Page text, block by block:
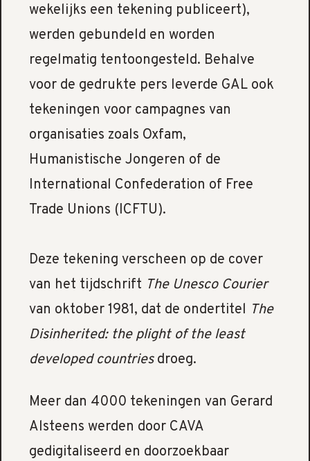
wekelijks een tekening publiceert),
werden gebundeld en worden
regelmatig tentoongesteld. Behalve
voor de gedrukte pers leverde GAL ook
tekeningen voor campagnes van
organisaties zoals Oxfam,
Humanistische Jongeren of de
International Confederation of Free
Trade Unions (ICFTU).
Deze tekening verscheen op de cover
van het tijdschrift The Unesco Courier
van oktober 1981, dat de ondertitel The
Disinherited: the plight of the least
developed countriesdroeg.
Meer dan 4000 tekeningen van Gerard
Alsteens werden door CAVA
gedigitaliseerd en doorzoekbaar